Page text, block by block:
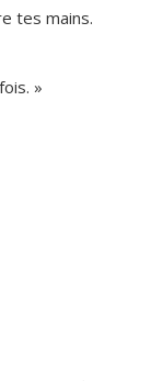
tes mains.
»